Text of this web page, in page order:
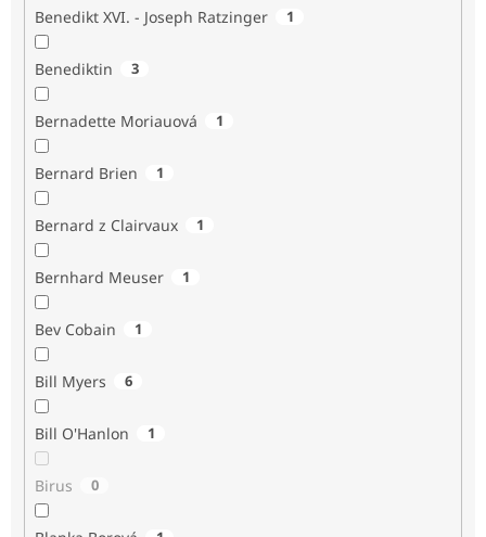
Benedikt XVI. - Joseph Ratzinger 1
Benediktin 3
Bernadette Moriauová 1
Bernard Brien 1
Bernard z Clairvaux 1
Bernhard Meuser 1
Bev Cobain 1
Bill Myers 6
Bill O'Hanlon 1
Birus 0